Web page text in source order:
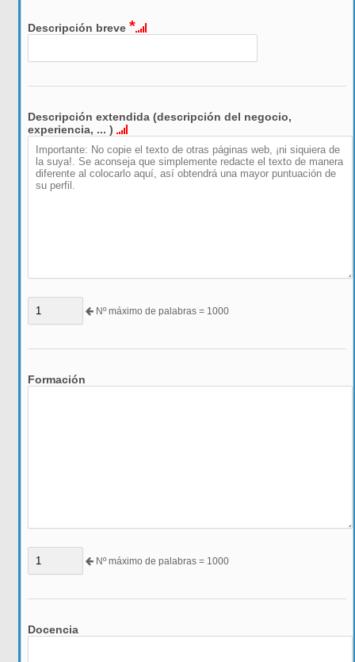
Descripción breve*
Descripción extendida (descripción del negocio,
experiencia, ... )
Nº máximo de palabras = 1000
Formación
Nº máximo de palabras = 1000
Docencia